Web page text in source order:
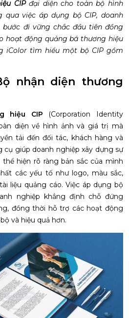
CIPđại diện cho toàn bộ hình
qua việc áp dụng bộ CIP, doanh
đi vững chắc đầu tiên đồng
hoạt động quảng bá thương hiệu
iColor tìm hiểu một bộ CIP gồm
nhận diện thương
hiệu CIP (Corporation Identity
diện về hình ảnh và giá trị mà
tải đến đối tác, khách hàng và
cụ giúp doanh nghiệp xây dựng sự
hiện rõ ràng bản sắc của mình
các yếu tố như logo, màu sắc,
liệu quảng cáo. Việc áp dụng bộ
nghiệp khẳng định chỗ đứng
đồng thời hỗ trợ các hoạt động
và hiệu quả hơn.